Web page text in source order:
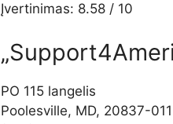
Įvertinimas: 8.58 / 10
PO 115 langelis
Poolesville, MD, 20837-